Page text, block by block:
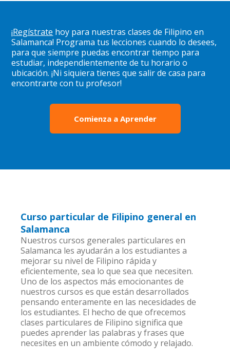
¡Regístrate hoy para nuestras clases de Filipino en
Salamanca! Programa tus lecciones cuando lo desees,
para que siempre puedas encontrar tiempo para
estudiar, independientemente de tu horario o
ubicación. ¡Ni siquiera tienes que salir de casa para
encontrarte con tu profesor!
Comienza a Aprender
Curso particular de Filipino general en
Salamanca
Nuestros cursos generales particulares en
Salamanca les ayudarán a los estudiantes a
mejorar su nivel de Filipino rápida y
eficientemente, sea lo que sea que necesiten.
Uno de los aspectos más emocionantes de
nuestros cursos es que están desarrollados
pensando enteramente en las necesidades de
los estudiantes. El hecho de que ofrecemos
clases particulares de Filipino significa que
puedes aprender las palabras y frases que
necesites en un ambiente cómodo y relajado.